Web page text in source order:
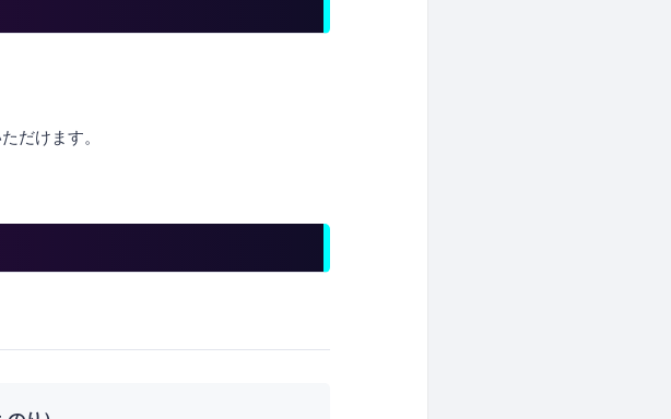
だけます。